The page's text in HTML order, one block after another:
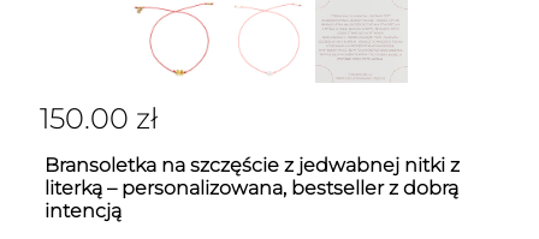
150.00 zł
Bransoletka na szczęście z jedwabnej nitki z
literką – personalizowana, bestseller z dobrą
intencją